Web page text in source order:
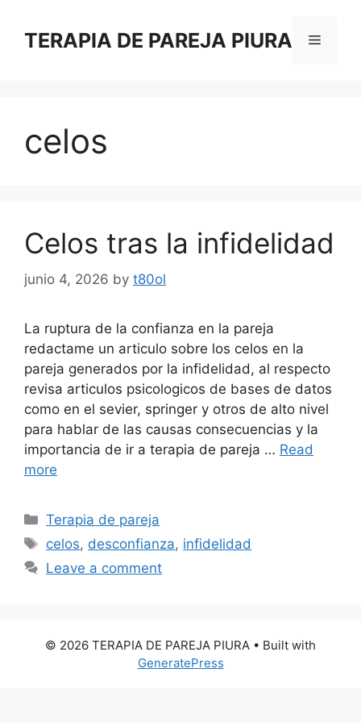
contentTERAPIA DE PAREJA PIURA Menu
celos
Celos tras la infidelidad
junio 4, 2026 by t80ol
La ruptura de la confianza en la pareja
redactame un articulo sobre los celos en la
pareja generados por la infidelidad, al respecto
revisa articulos psicologicos de bases de datos
como en el sevier, springer y otros de alto nivel
para hablar de las causas consecuencias y la
importancia de ir a terapia de pareja … Read
more
Categories
Terapia de pareja
Tags
celos, desconfianza, infidelidad
Leave a comment
© 2026 TERAPIA DE PAREJA PIURA • Built with
GeneratePress